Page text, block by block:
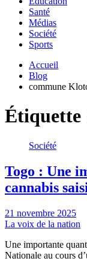
Santé
Médias
Société
Sports
Accueil
Blog
commune
Étiquette
Société
Togo : Une
cannabis
21 novembre 2025
La voix de la nation
Une importante
Nationale au cours